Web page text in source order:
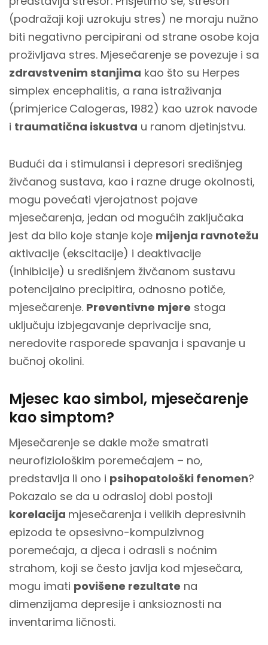
(podražaji koji uzrokuju stres) ne moraju nužno
biti negativno percipirani od strane osobe koja
proživljava stres. Mjesečarenje se povezuje i sa
zdravstvenim stanjima kao što su Herpes
simplex encephalitis, a rana istraživanja
(primjerice Calogeras, 1982) kao uzrok navode
i traumatična iskustva u ranom djetinjstvu.
Budući da i stimulansi i depresori središnjeg
živčanog sustava, kao i razne druge okolnosti,
mogu povećati vjerojatnost pojave
mjesečarenja, jedan od mogućih zaključaka
jest da bilo koje stanje koje mijenja ravnotežu
aktivacije (ekscitacije) i deaktivacije
(inhibicije) u središnjem živčanom sustavu
potencijalno precipitira, odnosno potiče,
mjesečarenje. Preventivne mjere stoga
uključuju izbjegavanje deprivacije sna,
neredovite rasporede spavanja i spavanje u
bučnoj okolini.
Mjesec kao simbol, mjesečarenje
kao simptom?
Mjesečarenje se dakle može smatrati
neurofiziološkim poremećajem – no,
predstavlja li ono i psihopatološki fenomen?
Pokazalo se da u odrasloj dobi postoji
korelacija mjesečarenja i velikih depresivnih
epizoda te opsesivno-kompulzivnog
poremećaja, a djeca i odrasli s noćnim
strahom, koji se često javlja kod mjesečara,
mogu imati povišene rezultate na
dimenzijama depresije i anksioznosti na
inventarima ličnosti.